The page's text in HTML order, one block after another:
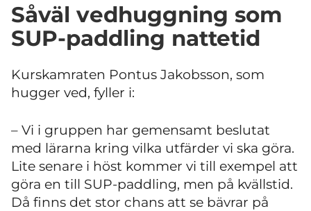
Såväl vedhuggning som
SUP-paddling nattetid
Kurskamraten Pontus Jakobsson, som
hugger ved, fyller i:
– Vi i gruppen har gemensamt beslutat
med lärarna kring vilka utfärder vi ska göra.
Lite senare i höst kommer vi till exempel att
göra en till SUP-paddling, men på kvällstid.
Då finns det stor chans att se bävrar på